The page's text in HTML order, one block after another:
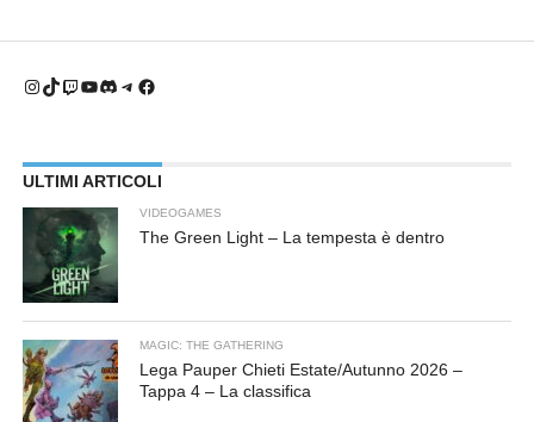
Instagram
TikTok
Twitch
YouTube
Discord
Telegram
Facebook
ULTIMI ARTICOLI
VIDEOGAMES
The Green Light – La tempesta è dentro
MAGIC: THE GATHERING
Lega Pauper Chieti Estate/Autunno 2026 –
Tappa 4 – La classifica